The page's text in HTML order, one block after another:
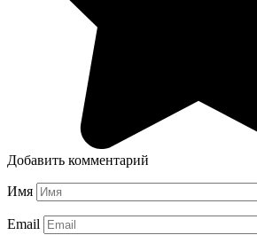
Добавить комментарий
Имя
Email